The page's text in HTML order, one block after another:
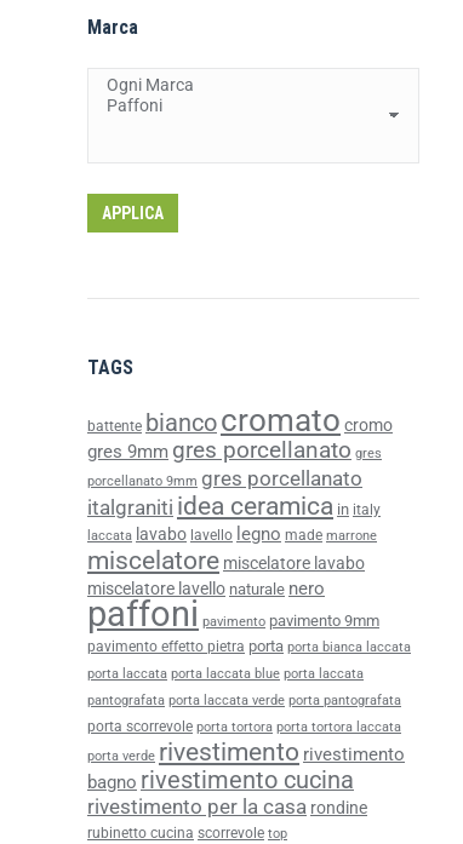
Marca
APPLICA
TAGS
battente biancocromato cromo
gres 9mm gres porcellanato gres
porcellanato 9mm gres porcellanato
italgraniti idea ceramica in italy
laccata lavabo lavello legno made marrone
miscelatore miscelatore lavabo
miscelatore lavello naturale nero
paffoni pavimento pavimento 9mm
pavimento effetto pietra porta porta bianca laccata
porta laccata porta laccata blue porta laccata
pantografata porta laccata verde porta pantografata
porta scorrevole porta tortora porta tortora laccata
porta verde rivestimento rivestimento
bagno rivestimento cucina
rivestimento per la casa rondine
rubinetto cucina scorrevole top